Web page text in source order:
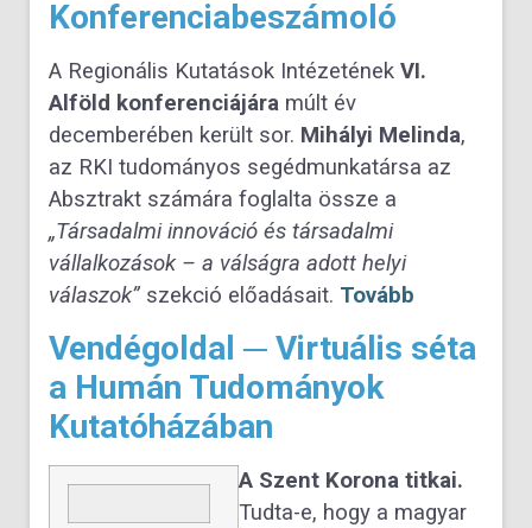
Konferenciabeszámoló
A Regionális Kutatások Intézetének VI.
Alföld konferenciájára múlt év
decemberében került sor. Mihályi Melinda,
az RKI tudományos segédmunkatársa az
Absztrakt számára foglalta össze a
„Társadalmi innováció és társadalmi
vállalkozások – a válságra adott helyi
válaszok” szekció előadásait. Tovább
Vendégoldal ─ Virtuális séta
a Humán Tudományok
Kutatóházában
A Szent Korona titkai.
Tudta-e, hogy a magyar